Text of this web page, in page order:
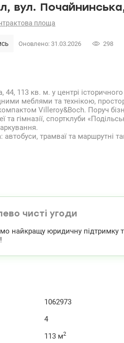
вул.
площа
Оновлено: 31.03.2026 298
113 кв. м. у центрі
меблями та технікою,
Villeroy&Boch. Поруч
та гімназії, спортклуби
автобуси, трамваї та маршрутні
чисті угоди
найкращу юридичну підтримку
1062973
4
113 м2